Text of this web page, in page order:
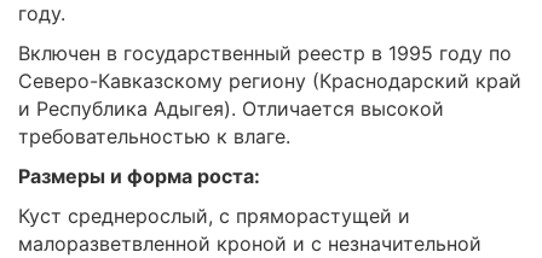
году.
Включен в государственный реестр в 1995 году по
Северо-Кавказскому региону (Краснодарский край
и Республика Адыгея). Отличается высокой
требовательностью к влаге.
Размеры и форма роста:
Куст среднерослый, с пряморастущей и
малоразветвленной кроной и с незначительной